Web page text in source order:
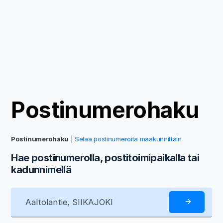
Postinumerohaku
Postinumerohaku |Selaa postinumeroita maakunnittain
Hae postinumerolla, postitoimipaikalla tai
kadunnimellä